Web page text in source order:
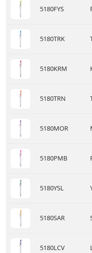
5180FYS
5180TRK
5180KRM
5180TRN
5180MOR
5180PMB
5180YSL
5180SAR
5180LCV